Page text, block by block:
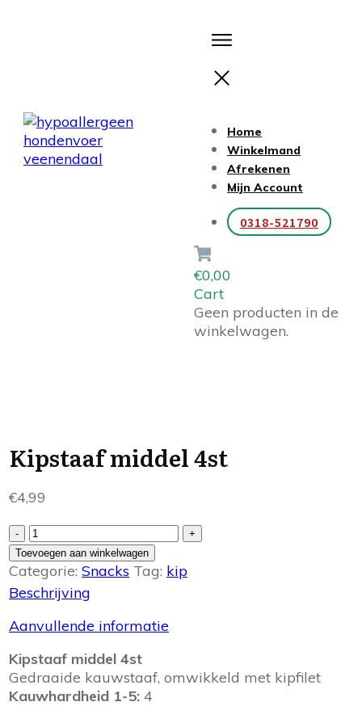
Home
Winkelmand
Afrekenen
Mijn Account
0318-521790
€0,00
Cart
Geen producten in de
winkelwagen.
Kipstaaf middel 4st
€4,99
-
Kipstaaf
middel
4st
aantal
+
Toevoegen aan winkelwagen
Categorie: Snacks Tag: kip
Beschrijving
Aanvullende informatie
Kipstaaf middel 4st
Gedraaide kauwstaaf, omwikkeld met kipfilet
Kauwhardheid 1-5: 4